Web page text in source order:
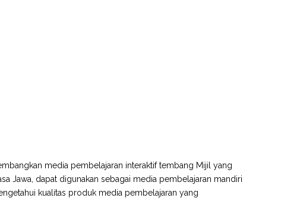
media pembelajaran interaktif tembang Mijil yang
Jawa, dapat digunakan sebagai media pembelajaran mandiri
kualitas produk media pembelajaran yang